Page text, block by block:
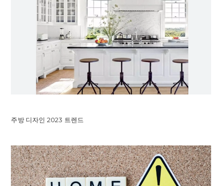
주방 디자인 2023 트렌드